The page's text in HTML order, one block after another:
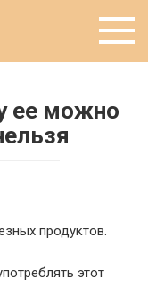
ее можно
продуктов.
этот